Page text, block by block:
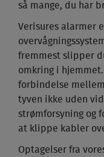
så mange, du har
Verisures alarmer
fremmest slipper
omkring i
forbindelse
tyven ikke uden
strømforsyning og
at klippe kabler
Optagelser fra